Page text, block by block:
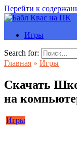
Перейти к
Игры
Search for:
Главная » Игры
Скачать
на
Игры